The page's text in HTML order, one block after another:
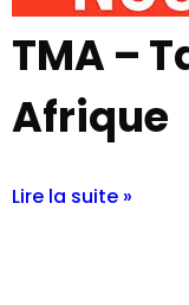
TMA –
Afrique
Lire la suite »